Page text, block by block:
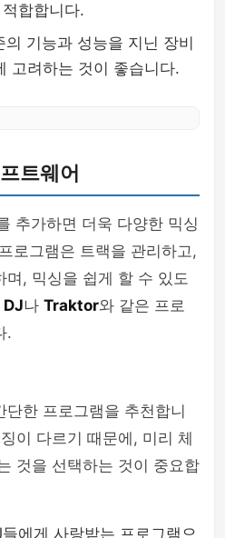
합합니다.
의 기능과 성능을 지닌 장비
고려하는 것이 좋습니다.
트웨어
추가하면 더욱 다양한 믹싱
로그램은 트랙을 관리하고,
며, 믹싱을 쉽게 할 수 있도
나 Traktor와 같은 프로
.
한 프로그램을 추천합니
이 다르기 때문에, 미리 체
것을 선택하는 것이 중요합
에게 사랑받는 프로그램으